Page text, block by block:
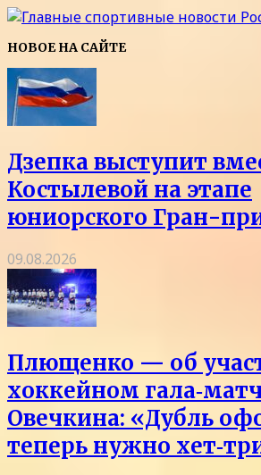
НОВОЕ НА САЙТЕ
Дзепка выступит
Костылевой на этапе
юниорского Гран-
09.08.2026
Плющенко — об
хоккейном
Овечкина: «Дубль
теперь нужно